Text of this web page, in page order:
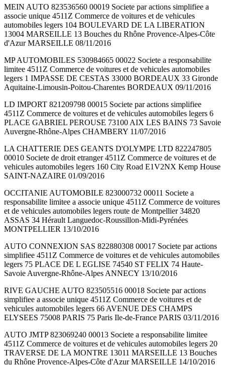
MEIN AUTO 823536560 00019 Societe par actions simplifiee a
associe unique 4511Z Commerce de voitures et de vehicules
automobiles legers 104 BOULEVARD DE LA LIBERATION
13004 MARSEILLE 13 Bouches du Rhône Provence-Alpes-Côte
d'Azur MARSEILLE 08/11/2016
MP AUTOMOBILES 530984665 00022 Societe a responsabilite
limitee 4511Z Commerce de voitures et de vehicules automobiles
legers 1 IMPASSE DE CESTAS 33000 BORDEAUX 33 Gironde
Aquitaine-Limousin-Poitou-Charentes BORDEAUX 09/11/2016
LD IMPORT 821209798 00015 Societe par actions simplifiee
4511Z Commerce de voitures et de vehicules automobiles legers 6
PLACE GABRIEL PEROUSE 73100 AIX LES BAINS 73 Savoie
Auvergne-Rhône-Alpes CHAMBERY 11/07/2016
LA CHATTERIE DES GEANTS D'OLYMPE LTD 822247805
00010 Societe de droit etranger 4511Z Commerce de voitures et de
vehicules automobiles legers 160 City Road E1V2NX Kemp House
SAINT-NAZAIRE 01/09/2016
OCCITANIE AUTOMOBILE 823000732 00011 Societe a
responsabilite limitee a associe unique 4511Z Commerce de voitures
et de vehicules automobiles legers route de Montpellier 34820
ASSAS 34 Hérault Languedoc-Roussillon-Midi-Pyrénées
MONTPELLIER 13/10/2016
AUTO CONNEXION SAS 822880308 00017 Societe par actions
simplifiee 4511Z Commerce de voitures et de vehicules automobiles
legers 75 PLACE DE L EGLISE 74540 ST FELIX 74 Haute-
Savoie Auvergne-Rhône-Alpes ANNECY 13/10/2016
RIVE GAUCHE AUTO 823505516 00018 Societe par actions
simplifiee a associe unique 4511Z Commerce de voitures et de
vehicules automobiles legers 66 AVENUE DES CHAMPS
ELYSEES 75008 PARIS 75 Paris Ile-de-France PARIS 03/11/2016
AUTO JMTP 823069240 00013 Societe a responsabilite limitee
4511Z Commerce de voitures et de vehicules automobiles legers 20
TRAVERSE DE LA MONTRE 13011 MARSEILLE 13 Bouches
du Rhône Provence-Alpes-Côte d'Azur MARSEILLE 14/10/2016